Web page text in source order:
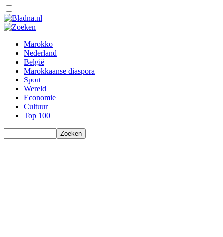
Marokko
Nederland
België
Marokkaanse diaspora
Sport
Wereld
Economie
Cultuur
Top 100